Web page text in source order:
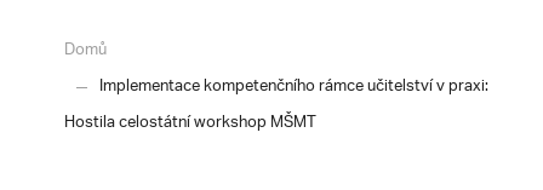
Domů
Implementace kompetenčního rámce učitelství v praxi:
Hostila celostátní workshop MŠMT